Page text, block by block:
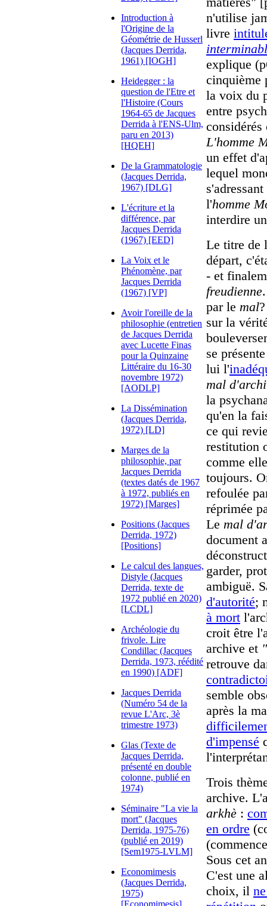
Introduction à
l'Origine de la
Géométrie de Husserl
(Jacques Derrida,
1961) [IOGH]
Heidegger : la
question de l'Etre et
l'Histoire (Cours
1964-65 de Jacques
Derrida à l'ENS-Ulm,
paru en 2013)
[HQEH]
De la Grammatologie
(Jacques Derrida,
1967) [DLG]
L'écriture et la
différence, par
Jacques Derrida
(1967) [EED]
La Voix et le
Phénomène, par
Jacques Derrida
(1967) [VP]
Avoir l'oreille de la
philosophie (entretien
de Jacques Derrida
avec Lucette Finas
pour la Quinzaine
Littéraire du 16-30
novembre 1972)
[AODLP]
La Dissémination
(Jacques Derrida,
1972) [LD]
Marges de la
philosophie, par
Jacques Derrida
(textes datés de 1967
à 1972, publiés en
1972) [Marges]
Positions (Jacques
Derrida, 1972)
[Positions]
Le calcul des langues,
Distyle (Jacques
Derrida, texte de
1972 publié en 2020)
[LCDL]
Archéologie du
frivole. Lire
Condillac (Jacques
Derrida, 1973, réédité
en 1990) [ADF]
Jacques Derrida
(Numéro 54 de la
revue L'Arc, 3è
trimestre 1973)
Glas (Texte de
Jacques Derrida,
présenté en double
colonne, publié en
1974)
Séminaire "La vie la
mort" (Jacques
Derrida, 1975-76)
(publié en 2019)
[Sem1975-LVLM]
Economimesis
(Jacques Derrida,
1975)
[Economimesis]
n'utilise
livre
explique
cinquième
la voix du
entre
L'homme
un effet
lequel
l'homme
interdire
Le titre de
départ,
- et
freudienne
par le mal
sur la
se
lui l'
mal
la
qu'en la
ce qui
restitution
comme
toujours.
refoulée
réprimée
Le mal
document
garder,
ambiguë.
d'autorité;
à mort
croit être
archive et "
retrouve
semble
après la
d'impensé
Trois
archive.
arkhè :
en ordre
Sous cet
C'est une
choix, il